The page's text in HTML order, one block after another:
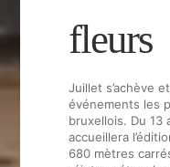
fleurs
Juillet s’achève
événements les
bruxellois. Du 13
accueillera
680 mètres